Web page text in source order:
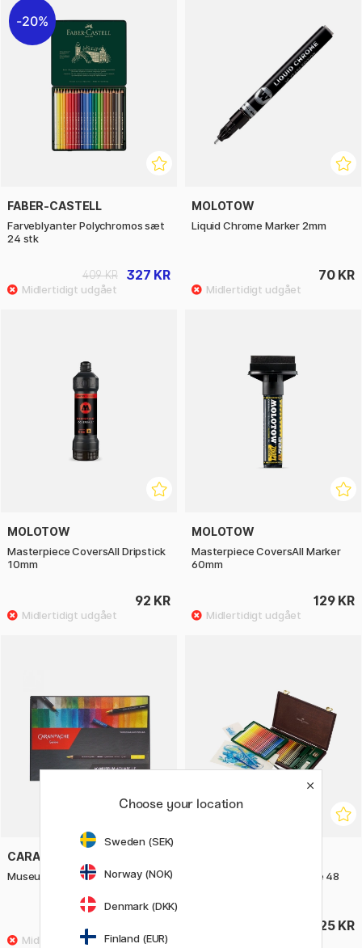
20%
FABER-CASTELL
Farveblyanter Polychromos sæt
24 stk
327 KR
409 KR
MOLOTOW
Liquid Chrome Marker 2mm
70 KR
MOLOTOW
Masterpiece CoversAll Dripstick
10mm
92 KR
MOLOTOW
Masterpiece CoversAll Marker
60mm
129 KR
CARAN D'ACHE
Museum Aquarelle sæt 40 stk
Albrecht Dürer Wood Case 48
1325 KR
Choose your location
Sweden (SEK)
Norway (NOK)
Denmark (DKK)
Finland (EUR)